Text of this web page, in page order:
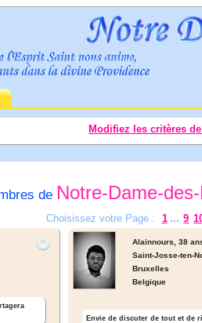
Modifiez les critères
de Notre-Dame-
Choisissez votre Page : 1 ... 9
Alainnours,
38
Saint-Josse-ten-
Bruxelles
Belgique
Envie de discuter de tout et de